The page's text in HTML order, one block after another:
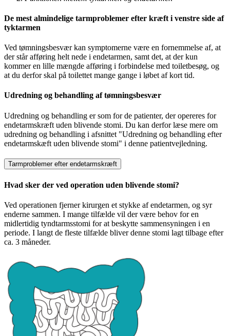
De mest almindelige tarmproblemer efter kræft i venstre side af
tyktarmen
Ved tømningsbesvær kan symptomerne være en fornemmelse af, at
der står afføring helt nede i endetarmen, samt det, at der kun
kommer en lille mængde afføring i forbindelse med toiletbesøg, og
at du derfor skal på toilettet mange gange i løbet af kort tid.
Udredning og behandling af tømningsbesvær
Udredning og behandling er som for de patienter, der opereres for
endetarmskræft uden blivende stomi. Du kan derfor læse mere om
udredning og behandling i afsnittet "Udredning og behandling efter
endetarmskæft uden blivende stomi" i denne patientvejledning.
Tarmproblemer efter endetarmskræft
Hvad sker der ved operation uden blivende stomi?
Ved operationen fjerner kirurgen et stykke af endetarmen, og syr
enderne sammen. I mange tilfælde vil der være behov for en
midlertidig tyndtarmsstomi for at beskytte sammensyningen i en
periode. I langt de fleste tilfælde bliver denne stomi lagt tilbage efter
ca. 3 måneder.